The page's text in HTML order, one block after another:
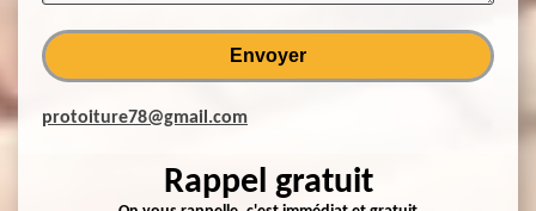
protoiture78@gmail.com
Rappel gratuit